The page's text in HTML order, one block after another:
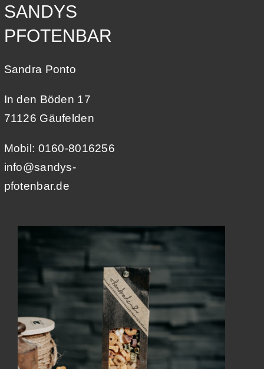
SANDYS
PFOTENBAR
Sandra Ponto
In den Böden 17
71126 Gäufelden
Mobil: 0160-8016256
info@sandys-
pfotenbar.de